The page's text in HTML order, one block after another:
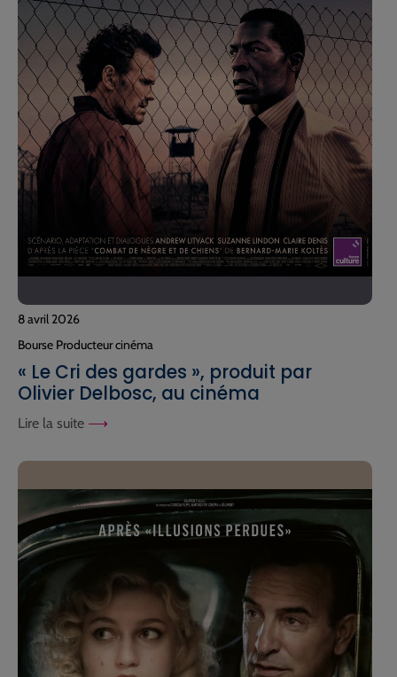
8 avril 2026
Bourse Producteur cinéma
« Le Cri des gardes », produit par
Olivier Delbosc, au cinéma
Lire la suite